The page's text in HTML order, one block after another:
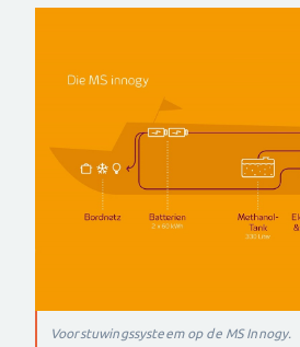
Voorstuwingssysteem op de MS Innogy.